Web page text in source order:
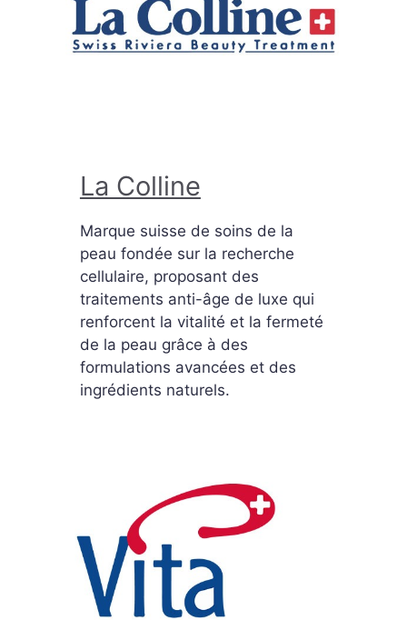
La Colline
Marque suisse de soins de la
peau fondée sur la recherche
cellulaire, proposant des
traitements anti-âge de luxe qui
renforcent la vitalité et la fermeté
de la peau grâce à des
formulations avancées et des
ingrédients naturels.